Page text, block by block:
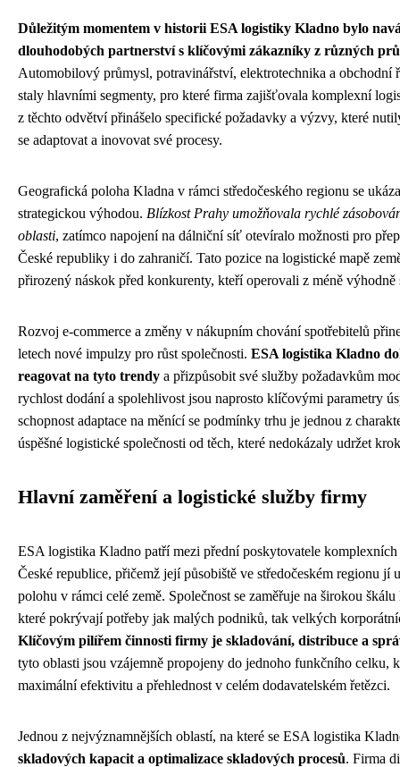
Důležitým momentem v historii ESA logistiky Kladno bylo
dlouhodobých partnerství s klíčovými zákazníky z různých
Automobilový průmysl, potravinářství, elektrotechnika a obchodní
staly hlavními segmenty, pro které firma zajišťovala komplexní
z těchto odvětví přinášelo specifické požadavky a výzvy, které
se adaptovat a inovovat své procesy.
Geografická poloha Kladna v rámci středočeského regionu se
strategickou výhodou. Blízkost Prahy umožňovala rychlé
oblasti, zatímco napojení na dálniční síť otevíralo možnosti pro
České republiky i do zahraničí. Tato pozice na logistické mapě
přirozený náskok před konkurenty, kteří operovali z méně
Rozvoj e-commerce a změny v nákupním chování spotřebitelů
letech nové impulzy pro růst společnosti. ESA logistika Kladno
reagovat na tyto trendy a přizpůsobit své služby požadavkům
rychlost dodání a spolehlivost jsou naprosto klíčovými parametry
schopnost adaptace na měnící se podmínky trhu je jednou z
úspěšné logistické společnosti od těch, které nedokázaly udržet
Hlavní zaměření a logistické služby firmy
ESA logistika Kladno patří mezi přední poskytovatele
České republice, přičemž její působiště ve středočeském regionu jí
polohu v rámci celé země. Společnost se zaměřuje na širokou
které pokrývají potřeby jak malých podniků, tak velkých
Klíčovým pilířem činnosti firmy je skladování, distribuce a
tyto oblasti jsou vzájemně propojeny do jednoho funkčního celku,
maximální efektivitu a přehlednost v celém dodavatelském řetězci.
Jednou z nejvýznamnějších oblastí, na které se ESA logistika
skladových kapacit a optimalizace skladových procesů. Firma